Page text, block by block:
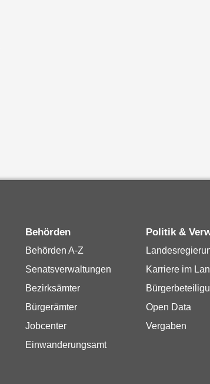
Behörden
Behörden A-Z
Senatsverwaltungen
Bezirksämter
Bürgerämter
Jobcenter
Einwanderungsamt
Politik &
Karriere im
Open Data
Vergaben